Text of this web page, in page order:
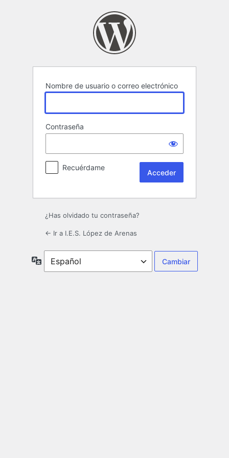
Nombre de usuario o correo electrónico
Contraseña
Recuérdame
¿Has olvidado tu contraseña?
← Ir a I.E.S. López de Arenas
Idioma